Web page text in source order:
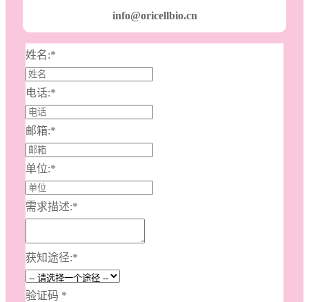
info@oricellbio.cn
姓名:*
电话:*
邮箱:*
单位:*
需求描述:*
获知途径:*
验证码 *